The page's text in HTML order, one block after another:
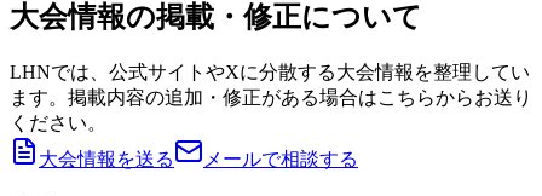
大会情報の掲載・修正について
LHNでは、公式サイトやXに分散する大会情報を整理してい
ます。掲載内容の追加・修正がある場合はこちらからお送り
ください。
大会情報を送る
メールで相談する